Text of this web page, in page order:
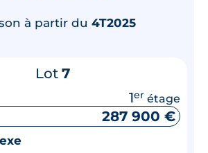
à partir du 4T2025
Lot 7
1er étage
287 900 €